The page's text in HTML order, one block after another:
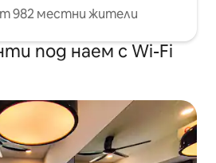
982 местни жители
под наем с Wi-Fi